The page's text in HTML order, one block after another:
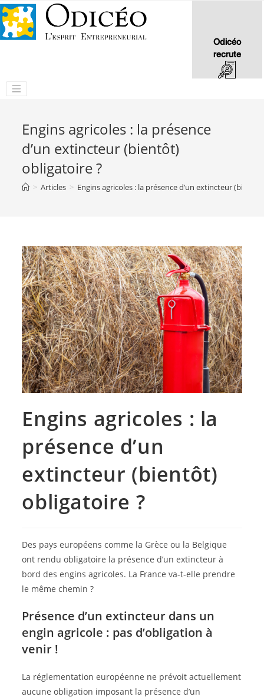
Odicéo
recrute
Engins agricoles : la présence
d’un extincteur (bientôt)
obligatoire ?
> Articles > Engins agricoles : la présence d’un extincteur
Engins agricoles : la
présence d’un
extincteur (bientôt)
obligatoire ?
Des pays européens comme la Grèce ou la Belgique
ont rendu obligatoire la présence d’un extincteur à
bord des engins agricoles. La France va-t-elle prendre
le même chemin ?
Présence d’un extincteur dans un
engin agricole : pas d’obligation à
venir !
La réglementation européenne ne prévoit actuellement
aucune obligation imposant la présence d’un